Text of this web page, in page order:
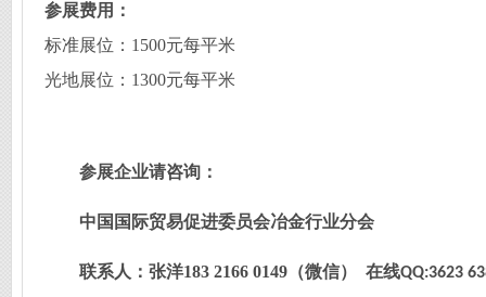
参展费用：
标准展位 ： 1500元每平米
光地展位 ： 1300元每平米
参展企业请咨询：
中国国际贸易促进委员会冶金行业分会
联系人：张洋183 2166 0149 （微信） 在线QQ:3623